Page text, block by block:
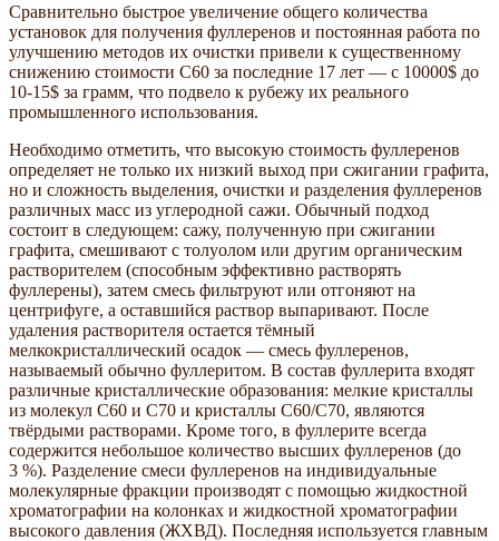
Сравнительно быстрое увеличение общего количества
установок для получения фуллеренов и постоянная работа по
улучшению методов их очистки привели к существенному
снижению стоимости С60 за последние 17 лет — с 10000$ до
10-15$ за грамм, что подвело к рубежу их реального
промышленного использования.
Необходимо отметить, что высокую стоимость фуллеренов
определяет не только их низкий выход при сжигании графита,
но и сложность выделения, очистки и разделения фуллеренов
различных масс из углеродной сажи. Обычный подход
состоит в следующем: сажу, полученную при сжигании
графита, смешивают с толуолом или другим органическим
растворителем (способным эффективно растворять
фуллерены), затем смесь фильтруют или отгоняют на
центрифуге, а оставшийся раствор выпаривают. После
удаления растворителя остается тёмный
мелкокристаллический осадок — смесь фуллеренов,
называемый обычно фуллеритом. В состав фуллерита входят
различные кристаллические образования: мелкие кристаллы
из молекул С60 и С70 и кристаллы С60/С70, являются
твёрдыми растворами. Кроме того, в фуллерите всегда
содержится небольшое количество высших фуллеренов (до
3 %). Разделение смеси фуллеренов на индивидуальные
молекулярные фракции производят с помощью жидкостной
хроматографии на колонках и жидкостной хроматографии
высокого давления (ЖХВД). Последняя используется главным